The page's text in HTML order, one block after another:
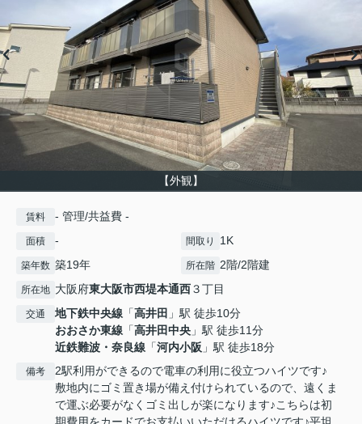
【外観】
賃料 - 管理/共益費 -
面積 - 間取り 1K
築年数 築19年 所在階 2階/2階建
所在地 大阪府東大阪市西堤本通西３丁目
交通 地下鉄中央線 「高井田 」駅 徒歩10分
おおさか東線 「高井田中央 」駅 徒歩11分
近鉄難波・奈良線 「河内小阪 」駅 徒歩18分
備考
2駅利用ができるので電車の利用に役立つハイツです♪
敷地内にゴミ置き場が備え付けられているので、遠くま
で運ぶ必要がなくゴミ出しが楽になります♪こちらは初